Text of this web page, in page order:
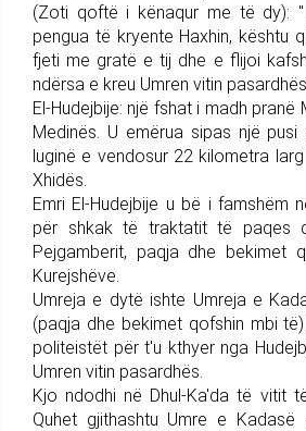
(Zoti qoftë i kënaqur me të dy):
pengua të kryente Haxhin, kështu
fjeti me gratë e tij dhe e flijoi
ndërsa e kreu Umren vitin
El-Hudejbije: një fshat i madh pranë
Medinës. U emërua sipas një pusi
luginë e vendosur 22 kilometra
Xhidës.
Emri El-Hudejbije u bë i famshëm
për shkak të traktatit të paqes
Pejgamberit, paqja dhe bekimet
Kurejshëve.
Umreja e dytë ishte Umreja e
(paqja dhe bekimet qofshin mbi
politeistët për t'u kthyer nga
Umren vitin pasardhës.
Kjo ndodhi në Dhul-Ka'da të vitit
Quhet gjithashtu Umre e Kadasë